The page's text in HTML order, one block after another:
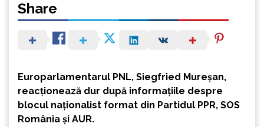
Share
Europarlamentarul PNL, Siegfried Mureșan,
reacționează dur după informațiile despre
blocul naționalist format din Partidul PPR, SOS
România și AUR.